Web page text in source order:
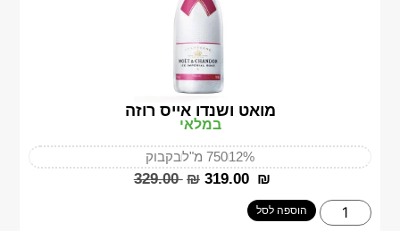
מואט ושנדו אייס רוזה
במלאי
12%750 מ"ל בקבוק
‎329.00 ₪ ‎319.00 ₪
הוספה לסל